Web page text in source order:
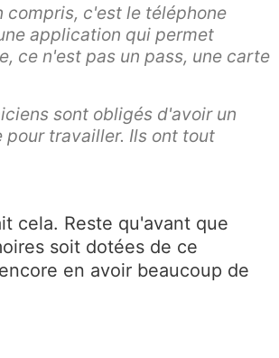
compris, c'est le téléphone
application qui permet
ce n'est pas un pass, une carte
sont obligés d'avoir un
pour travailler. Ils ont tout
cela. Reste qu'avant que
soit dotées de ce
en avoir beaucoup de